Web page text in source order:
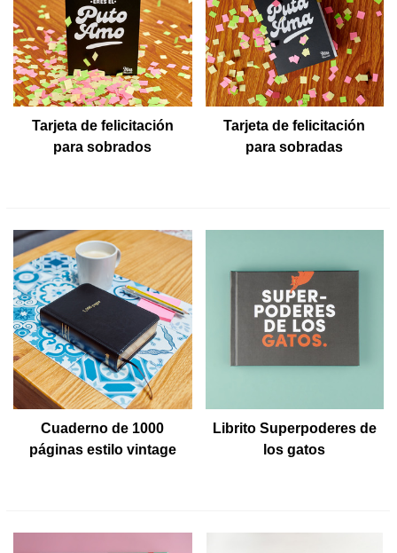
Tarjeta de felicitación
para sobrados
Tarjeta de felicitación
para sobradas
Cuaderno de 1000
páginas estilo vintage
Librito Superpoderes de
los gatos